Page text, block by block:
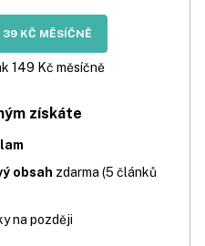
KČ MĚSÍČNĚ
149 Kč měsíčně
získáte
obsah zdarma (5 článků
na později